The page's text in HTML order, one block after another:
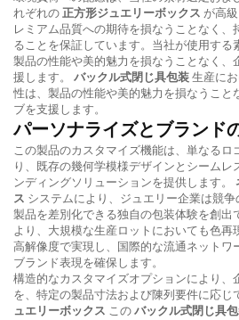
れぞれの正方形ジュエリーボックス が高
レミアム品質への期待を損なうことなく、
ることを保証しています。当社が使用する
製品の性能や美的魅力を損なうことなく、
援します。 バックル式閉じ具包装生産に
性は、製品の性能や美的魅力を損なうこと
ブを支援します。
パーソナライズとブランド
この製品のカスタマイズ機能は、単なる
り、既存の幾何学模様デザインとシームレ
ンディングソリューションを提供します。
ス システムにより、ジュエリー企業は競
製品を差別化できる独自の包装体験を創出
より、大規模な生産ロットにおいても色再
高解像度で実現し、国際的な流通ネットワ
ブランド表現を確保します。
構造的なカスタマイズオプションにより、
を、特定の製品寸法および陳列要件に応じ
ュエリーボックス このバックル式閉じ具